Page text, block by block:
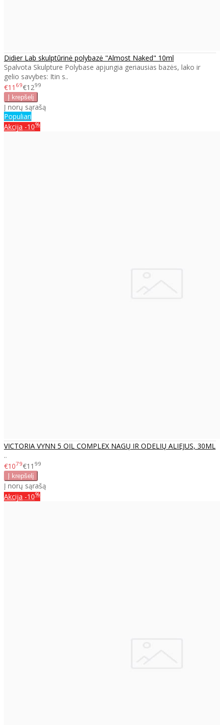
Didier Lab skulptūrinė polybazė "Almost Naked" 10ml
Spalvota Skulpture Polybase apjungia geriausias bazės, lako ir
gelio savybes: Itin s..
€11 69€1299
Į norų sąrašą
Populiari
Akcija -10%
VICTORIA VYNN 5 OIL COMPLEX NAGŲ IR ODELIŲ ALIEJUS, 30ML
..
€1079€11 99
Į norų sąrašą
Akcija -10%